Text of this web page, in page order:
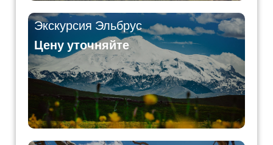
Экскурсия Эльбрус
Цену уточняйте